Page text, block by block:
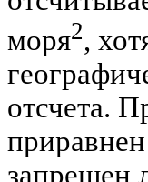
моря2,
отсчета.
запрещен